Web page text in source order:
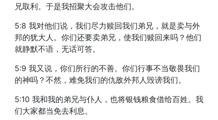
兄取利。于是我招聚大会攻击他们。
5:8 我对他们说，我们尽力赎回我们弟兄，就是卖与外
邦的犹大人。你们还要卖弟兄，使我们赎回来吗？他们
就静默不语，无话可答。
5:9 我又说，你们所行的不善。你们行事不当敬畏我们
的神吗？不然，难免我们的仇敌外邦人毁谤我们。
5:10 我和我的弟兄与仆人，也将银钱粮食借给百姓。我
们大家都当免去利息。